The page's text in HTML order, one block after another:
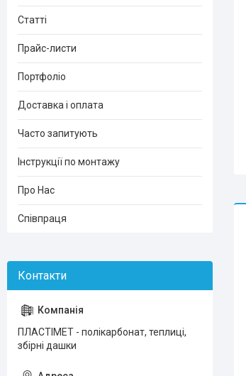
Статті
Прайс-листи
Портфоліо
Доставка і оплата
Часто запитують
Інструкції по монтажу
Про Нас
Співпраця
ПЛАСТІМЕТ - полікарбонат, теплиці,
збірні дашки